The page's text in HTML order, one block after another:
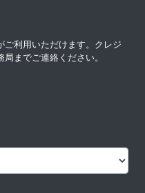
ご利用いただけます。クレジ
までご連絡ください。